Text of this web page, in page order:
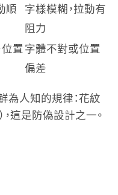
順 字樣模糊，拉動有
阻力
置 字體不對或位置
偏差
為人知的規律：花紋
這是防偽設計之一。